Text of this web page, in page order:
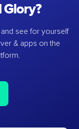
see for yourself
& apps on the